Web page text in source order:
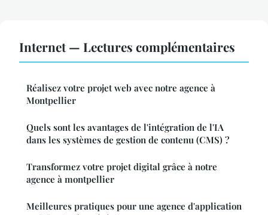
Internet — Lectures complémentaires
Réalisez votre projet web avec notre agence à
Montpellier
Quels sont les avantages de l'intégration de l'IA
dans les systèmes de gestion de contenu (CMS) ?
Transformez votre projet digital grâce à notre
agence à montpellier
Meilleures pratiques pour une agence d'application